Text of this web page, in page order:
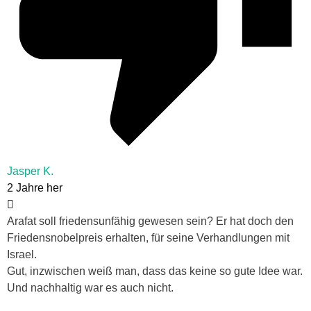
Jasper K.
2 Jahre her
Arafat soll friedensunfähig gewesen sein? Er hat doch den
Friedensnobelpreis erhalten, für seine Verhandlungen mit
Israel.
Gut, inzwischen weiß man, dass das keine so gute Idee war.
Und nachhaltig war es auch nicht.